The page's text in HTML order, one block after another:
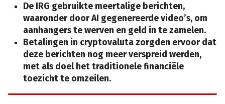
De IRG gebruikte meertalige berichten,
waaronder door AI gegenereerde video’s, om
aanhangers te werven en geld in te zamelen.
Betalingen in cryptovaluta zorgden ervoor dat
deze berichten nog meer verspreid werden,
met als doel het traditionele financiële
toezicht te omzeilen.